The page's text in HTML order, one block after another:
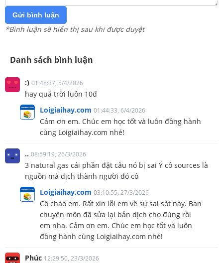
Gửi bình luận
*Bình luận sẽ hiển thị sau khi được duyệt
Danh sách bình luận
:) 01:48:37, 5/4/2026
hay quá trời luôn 10đ
Loigiaihay.com 01:44:33, 6/4/2026
Cảm ơn em. Chúc em học tốt và luôn đồng hành
cùng Loigiaihay.com nhé!
.. 08:59:19, 26/3/2026
3 natural gas cái phần đặt câu nó bị sai Ý cô sources là
nguồn mà dịch thành người đó cô
Loigiaihay.com 03:10:55, 27/3/2026
Cô chào em. Rất xin lỗi em về sự sai sót này. Ban
chuyên môn đã sửa lại bản dịch cho đúng rồi
em nha. Cảm ơn em. Chúc em học tốt và luôn
đồng hành cùng Loigiaihay.com nhé!
Phúc 12:29:50, 23/3/2026